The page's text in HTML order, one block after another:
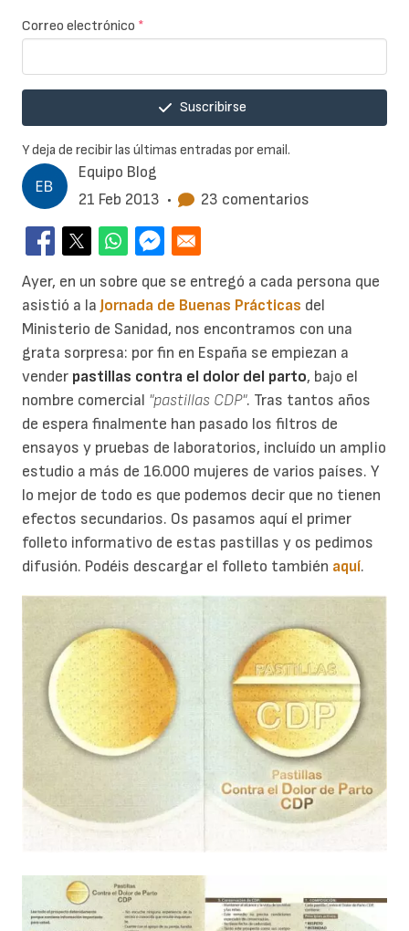
Equipo Blog
21 Feb 2013 • 23 comentarios
Ayer, en un sobre que se entregó a cada persona que
asistió a la Jornada de Buenas Prácticas del
Ministerio de Sanidad, nos encontramos con una
grata sorpresa: por fin en España se empiezan a
vender pastillas contra el dolor del parto, bajo el
nombre comercial "pastillas CDP". Tras tantos años
de espera finalmente han pasado los filtros de
ensayos y pruebas de laboratorios, incluído un amplio
estudio a más de 16.000 mujeres de varios países. Y
lo mejor de todo es que podemos decir que no tienen
efectos secundarios. Os pasamos aquí el primer
folleto informativo de estas pastillas y os pedimos
difusión. Podéis descargar el folleto también aquí.
Correo electrónico *
Suscribirse
Y deja de recibir las últimas entradas por email.